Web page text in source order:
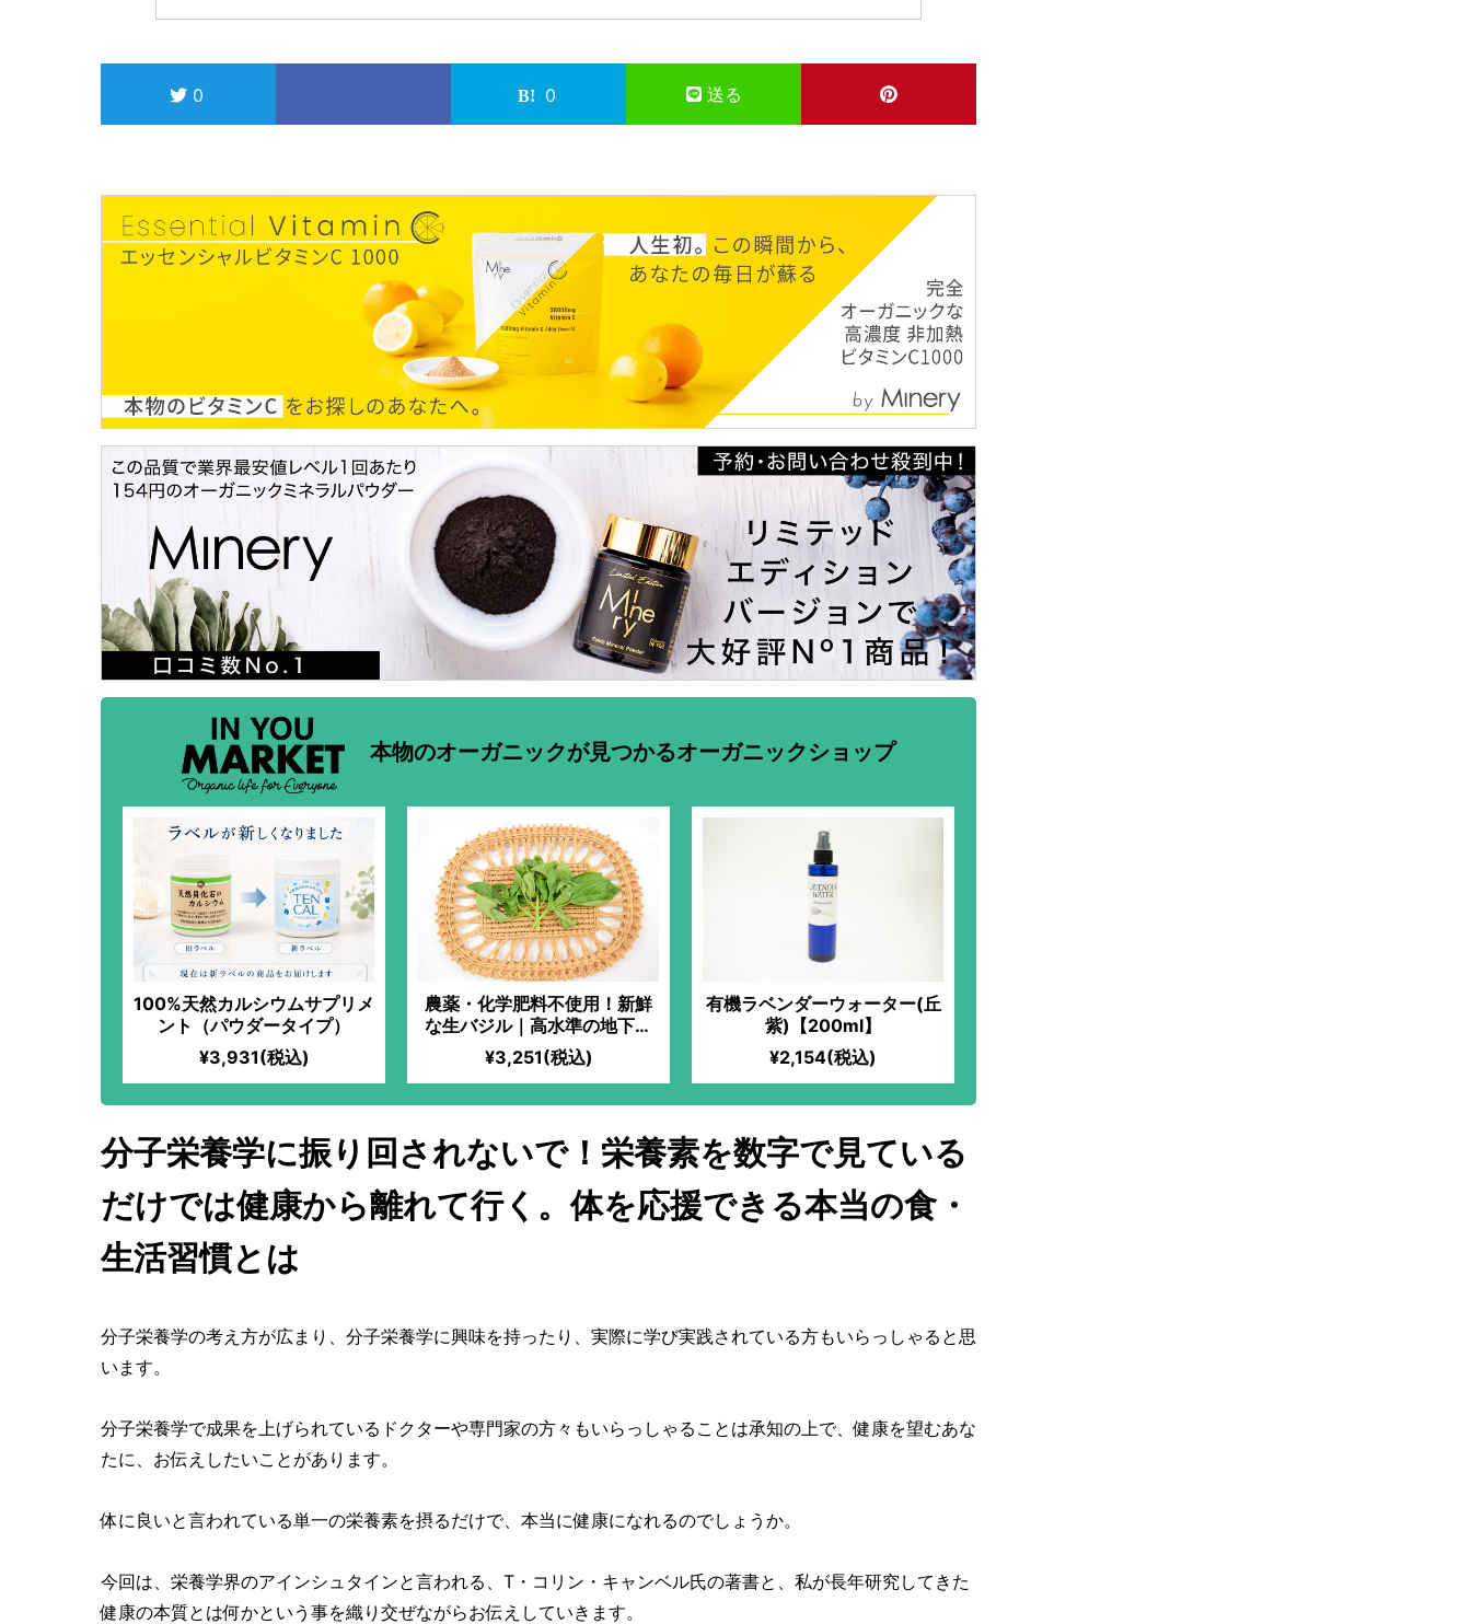
0 0 送る
本物のオーガニックが見つかるオーガニックショップ
100%天然カルシウムサプリメ
ント（パウダータイプ）
¥3,931(税込)
農薬・化学肥料不使用！新鮮
な生バジル｜高水準の地下水
を使用！ハーブ初心者でも気
軽に楽しめる、アレンジ自在
と大活躍！
¥3,251(税込)
有機ラベンダーウォーター(丘
紫)【200ml】
¥2,154(税込)
分子栄養学に振り回されないで！栄養素を数字で見ている
だけでは健康から離れて行く。体を応援できる本当の食・
生活習慣とは
分子栄養学の考え方が広まり、分子栄養学に興味を持ったり、実際に学び実践されている方もいらっしゃると思
います。
分子栄養学で成果を上げられているドクターや専門家の方々もいらっしゃることは承知の上で、健康を望むあな
たに、お伝えしたいことがあります。
体に良いと言われている単一の栄養素を摂るだけで、本当に健康になれるのでしょうか。
今回は、栄養学界のアインシュタインと言われる、T・コリン・キャンベル氏の著書と、私が長年研究してきた
健康の本質とは何かという事を織り交ぜながらお伝えしていきます。